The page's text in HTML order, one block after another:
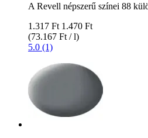
A Revell népszerű színei 88
1.317 Ft 1.470 Ft
(73.167 Ft / l)
5.0 (1)